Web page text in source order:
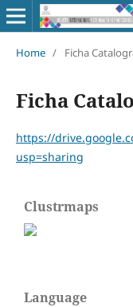
Home / Ficha
Ficha
https://
usp=sharing
Clustrmaps
Language